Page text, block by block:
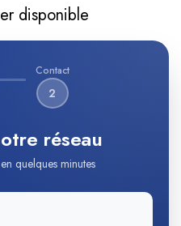
disponible
Contact
2
réseau
quelques minutes